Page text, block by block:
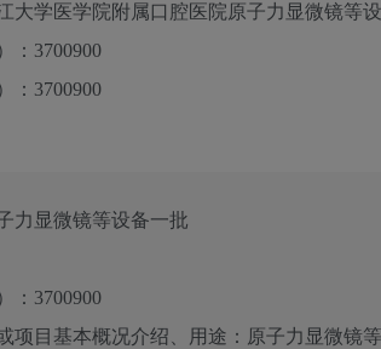
大学医学院附属口腔医院原子力显微镜等
： 3700900
： 3700900
力显微镜等设备一批
： 3700900
项目基本概况介绍、用途： 原子力显微镜